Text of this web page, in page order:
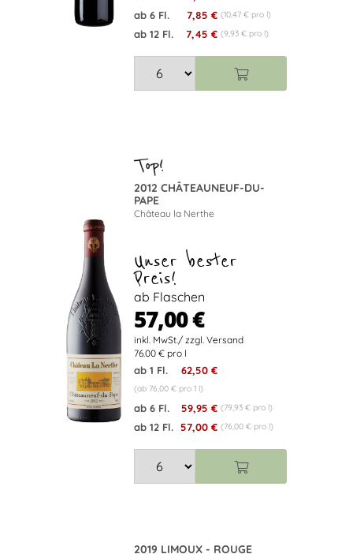
ab 6 Fl. 7,85 € (10,47 € pro l)
ab 12 Fl. 7,45 € (9,93 € pro l)
2012 CHÂTEAUNEUF-DU-
PAPE
Château la Nerthe
Unser bester
Preis!
ab Flaschen
57,00 €
76.00 € pro l
ab 1 Fl. 62,50 €
(ab 76,00 € pro 1 l)
ab 6 Fl. 59,95 € (79,93 € pro l)
ab 12 Fl. 57,00 € (76,00 € pro l)
2019 LIMOUX - ROUGE